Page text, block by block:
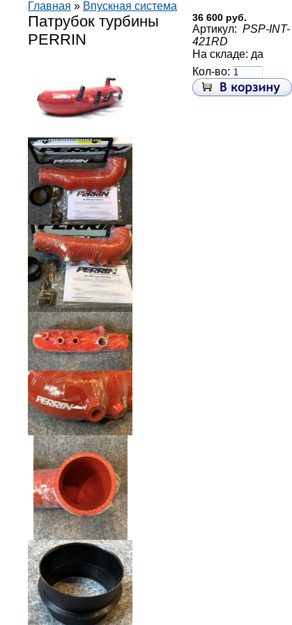
Главная » Впускная система
Патрубок турбины
PERRIN
36 600 руб.
Артикул: PSP-INT-
421RD
На складе: да
Кол-во: